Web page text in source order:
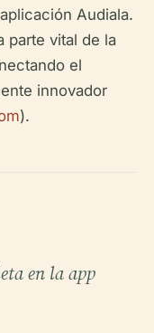
Audiala.
parte vital de la
el
innovador
).
en la app